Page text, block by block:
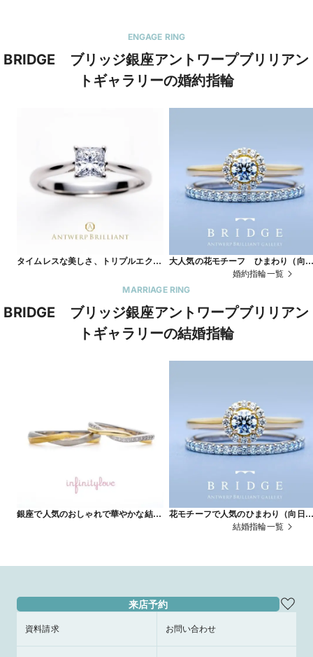
ENGAGE RING
BRIDGE ブリッジ銀座アントワープブリリアン
トギャラリーの婚約指輪
タイムレスな美しさ、トリプルエクセ
大人気の花モチーフ ひまわり（向日
葵）デザイン＆ハーフエタニティリン
グが可愛い SunFlower
婚約指輪一覧
MARRIAGE RING
BRIDGE ブリッジ銀座アントワープブリリアン
トギャラリーの結婚指輪
銀座で人気のおしゃれで華やかな結婚
花モチーフで人気のひまわり（向日
葵）＆かわいいハーフエタニティリン
結婚指輪一覧
来店予約
資料請求 お問い合わせ